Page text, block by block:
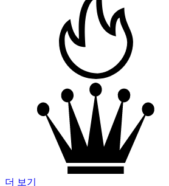
더 보기